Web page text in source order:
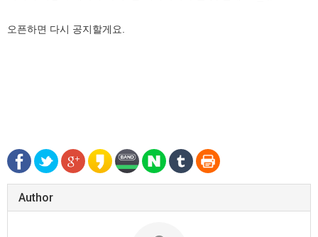
오픈하면 다시 공지할게요.
Author